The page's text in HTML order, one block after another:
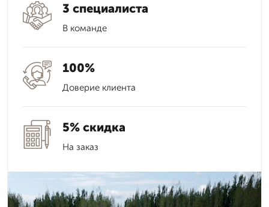
3 специалиста
В команде
100%
Доверие клиента
5% скидка
На заказ